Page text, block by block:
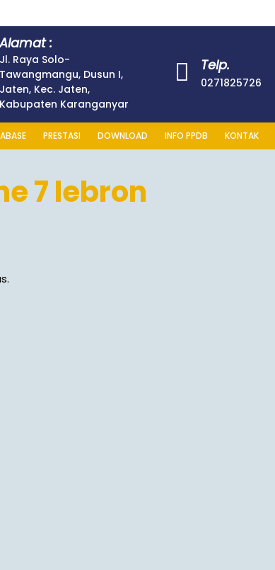
:
Jl. Raya Solo-
Tawangmangu, Dusun I,
Jaten, Kec. Jaten,
Kabupaten Karanganyar
Telp.
0271825726
PRESTASI DOWNLOAD INFO PPDB KONTAK
7 lebron